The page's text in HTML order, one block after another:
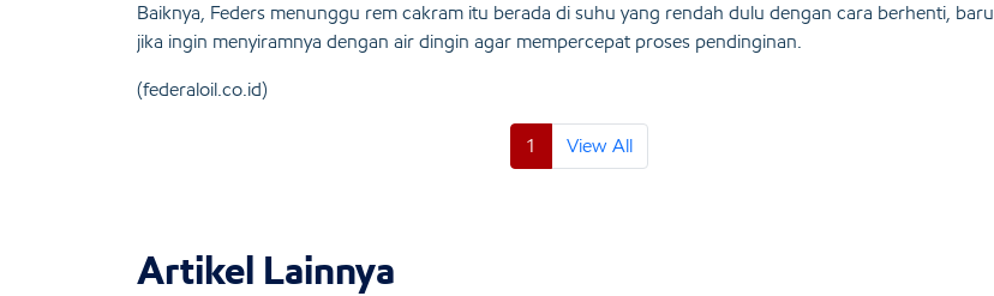
Baiknya, Feders menunggu rem cakram itu berada di suhu yang rendah dulu dengan cara berhenti, baru
jika ingin menyiramnya dengan air dingin agar mempercepat proses pendinginan.
(federaloil.co.id)
1 View All
Artikel Lainnya